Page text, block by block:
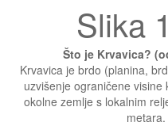
Slika
Što je Krvavica?
Krvavica je brdo (planina,
uzvišenje ograničene visine
okolne zemlje s lokalnim
metara.